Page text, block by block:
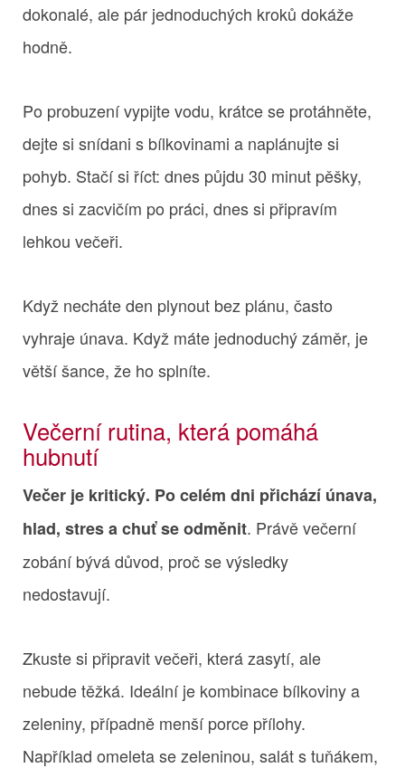
dokonalé, ale pár jednoduchých kroků dokáže
hodně.
Po probuzení vypijte vodu, krátce se protáhněte,
dejte si snídani s bílkovinami a naplánujte si
pohyb. Stačí si říct: dnes půjdu 30 minut pěšky,
dnes si zacvičím po práci, dnes si připravím
lehkou večeři.
Když necháte den plynout bez plánu, často
vyhraje únava. Když máte jednoduchý záměr, je
větší šance, že ho splníte.
Večerní rutina, která pomáhá
hubnutí
Večer je kritický. Po celém dni přichází únava,
hlad, stres a chuť se odměnit. Právě večerní
zobání bývá důvod, proč se výsledky
nedostavují.
Zkuste si připravit večeři, která zasytí, ale
nebude těžká. Ideální je kombinace bílkoviny a
zeleniny, případně menší porce přílohy.
Například omeleta se zeleninou, salát s tuňákem,